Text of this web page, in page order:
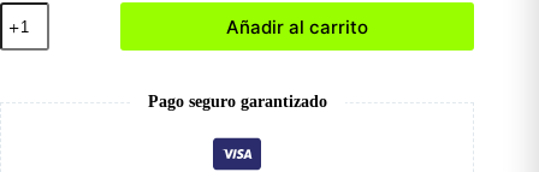
Gel
Strips
037
Añadir al carrito
Pago seguro garantizado